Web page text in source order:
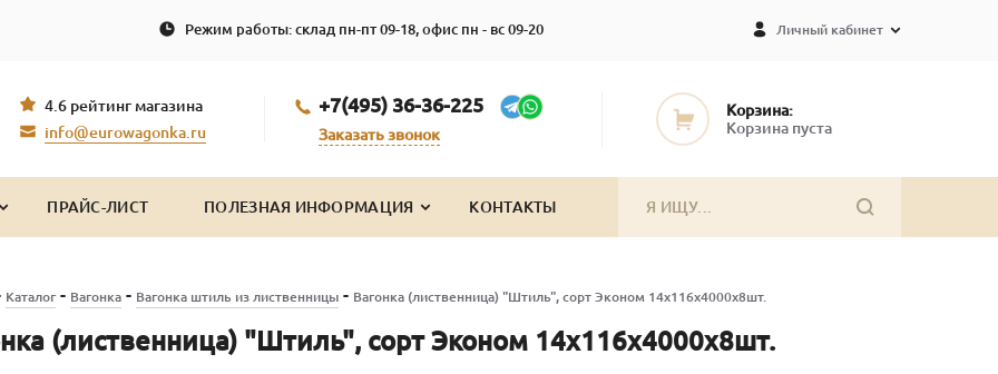
Режим работы: склад пн-пт 09-18, офис пн - вс 09-20 Личный кабинет
4.6 рейтинг магазина
info@eurowagonka.ru
+7(495) 36-36-225
Заказать звонок
Корзина:
Корзина пуста
ПРАЙС-ЛИСТ ПОЛЕЗНАЯ ИНФОРМАЦИЯ КОНТАКТЫ
Каталог- Вагонка- Вагонка штиль из лиственницы- Вагонка (лиственница) "Штиль", сорт Эконом 14х116х4000х8шт.
(лиственница) "Штиль", сорт Эконом 14х116х4000х8шт.